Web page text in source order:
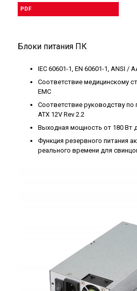
PDF
Блоки питания ПК
IEC 60601-1, EN 60601-1, ANSI /
Соответствие медицинскому
EMC
Соответствие руководству по
ATX 12V Rev 2.2
Выходная мощность от 180 Вт
Функция резервного питания
реального времени для